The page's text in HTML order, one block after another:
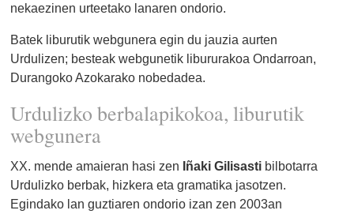
nekaezinen urteetako lanaren ondorio.
Batek liburutik webgunera egin du jauzia aurten
Urdulizen; besteak webgunetik libururakoa Ondarroan,
Durangoko Azokarako nobedadea.
Urdulizko berbalapikokoa, liburutik
webgunera
XX. mende amaieran hasi zen Iñaki Gilisasti bilbotarra
Urdulizko berbak, hizkera eta gramatika jasotzen.
Egindako lan guztiaren ondorio izan zen 2003an